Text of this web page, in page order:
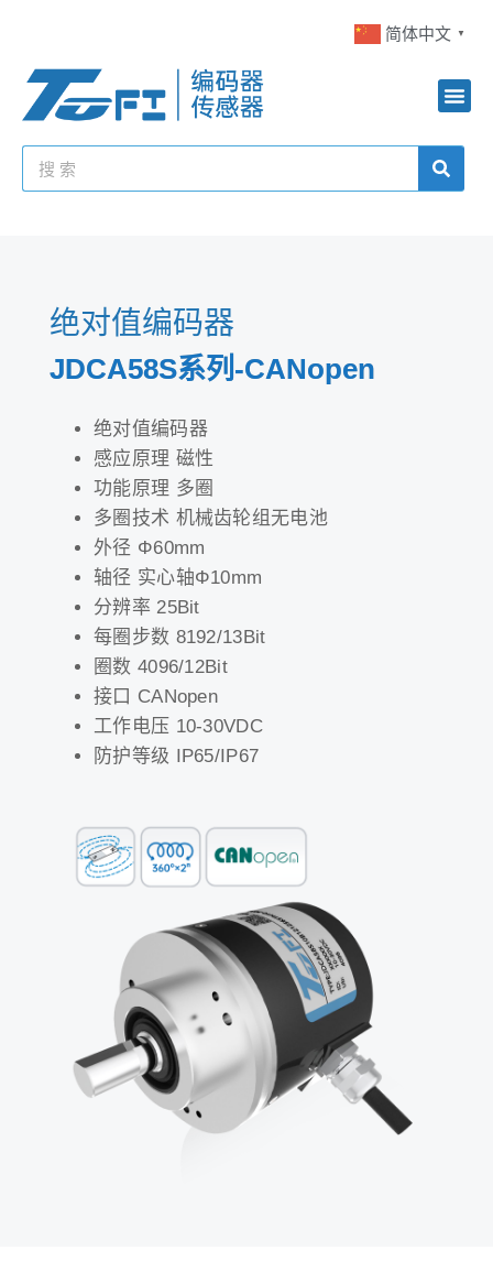
简体中文 ▼
绝对值编码器
JDCA58S系列-CANopen
绝对值编码器
感应原理 磁性
功能原理 多圈
多圈技术 机械齿轮组无电池
外径 Φ60mm
轴径 实心轴Φ10mm
分辨率 25Bit
每圈步数 8192/13Bit
圈数 4096/12Bit
接口 CANopen
工作电压 10-30VDC
防护等级 IP65/IP67